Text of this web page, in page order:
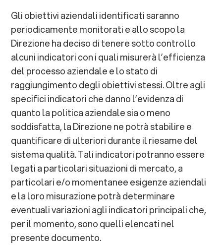
Gli obiettivi aziendali identificati saranno
periodicamente monitorati e allo scopo la
Direzione ha deciso di tenere sotto controllo
alcuni indicatori con i quali misurerà l’efficienza
del processo aziendale e lo stato di
raggiungimento degli obiettivi stessi. Oltre agli
specifici indicatori che danno l’evidenza di
quanto la politica aziendale sia o meno
soddisfatta, la Direzione ne potrà stabilire e
quantificare di ulteriori durante il riesame del
sistema qualità. Tali indicatori potranno essere
legati a particolari situazioni di mercato, a
particolari e/o momentanee esigenze aziendali
e la loro misurazione potrà determinare
eventuali variazioni agli indicatori principali che,
per il momento, sono quelli elencati nel
presente documento.